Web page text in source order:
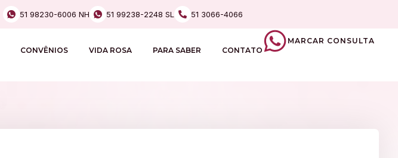
51 98230-6006 NH 51 99238-2248 SL 51 3066-4066
CONVÊNIOS VIDA ROSA PARA SABER CONTATO
MARCAR CONSULTA